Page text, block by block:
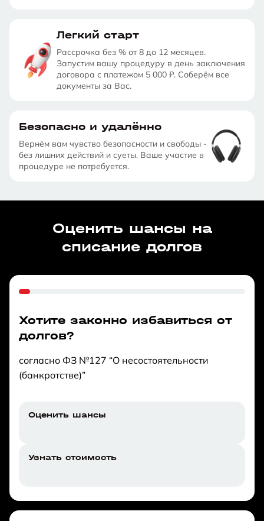
Легкий старт
Рассрочка без % от 8 до 12 месяцев.
Запустим вашу процедуру в день заключения
договора с платежом 5 000 ₽. Соберём все
документы за Вас.
Безопасно и удалённо
Вернём вам чувство безопасности и свободы -
без лишних действий и суеты. Ваше участие в
процедуре не потребуется.
Оценить шансы на
списание долгов
Хотите законно избавиться от
долгов?
согласно ФЗ №127 “О несостоятельности
(банкротстве)”
Оценить шансы
Узнать стоимость